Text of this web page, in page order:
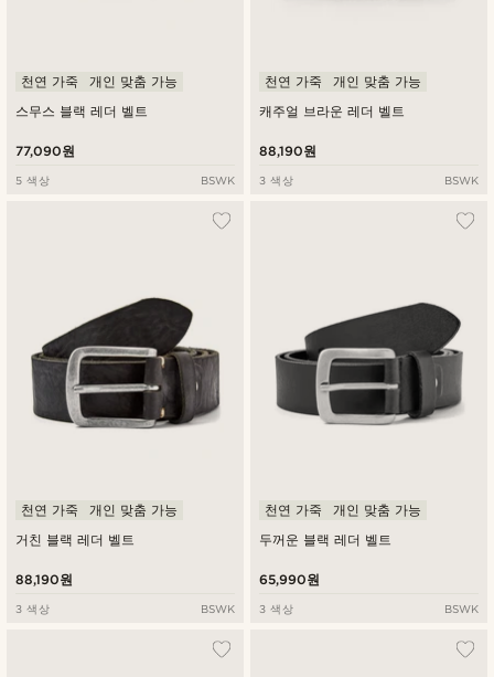
스무스 블랙 레더 벨트
천연 가죽 개인 맞춤 가능
77,090원
5 색상 BSWK
캐주얼 브라운 레더 벨트
천연 가죽 개인 맞춤 가능
88,190원
3 색상 BSWK
거친 블랙 레더 벨트
천연 가죽 개인 맞춤 가능
88,190원
3 색상 BSWK
두꺼운 블랙 레더 벨트
천연 가죽 개인 맞춤 가능
65,990원
3 색상 BSWK